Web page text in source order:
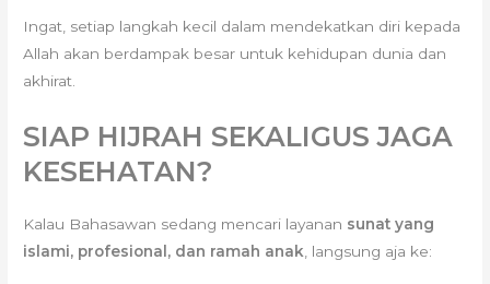
Ingat, setiap langkah kecil dalam mendekatkan diri kepada
Allah akan berdampak besar untuk kehidupan dunia dan
akhirat.
SIAP HIJRAH SEKALIGUS JAGA
KESEHATAN?
Kalau Bahasawan sedang mencari layanan sunat yang
islami, profesional, dan ramah anak , langsung aja ke: